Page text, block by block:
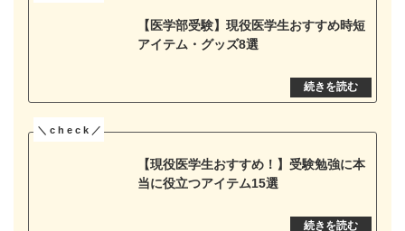
【医学部受験】現役医学生おすすめ時短
アイテム・グッズ8選
【現役医学生おすすめ！】受験勉強に本
当に役立つアイテム15選